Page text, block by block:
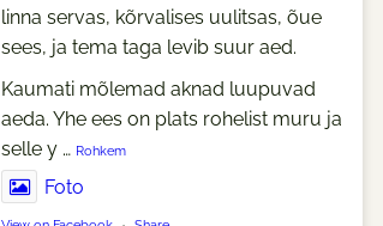
linna servas, kõrvalises uulitsas, õue
sees, ja tema taga levib suur aed.
Kaumati mõlemad aknad luupuvad
aeda. Yhe ees on plats rohelist muru ja
selle y … Rohkem
Foto